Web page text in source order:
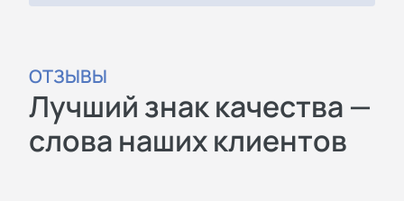
ОТЗЫВЫ
Лучший знак качества —
слова наших клиентов